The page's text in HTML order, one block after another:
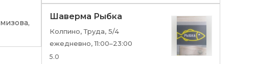
Шаверма Рыбка
Колпино, Труда, 5/4
ежедневно, 11:00–23:00
5.0